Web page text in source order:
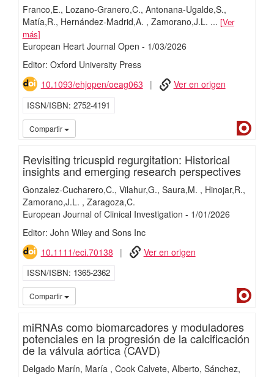
Franco,E. Lozano-Granero,C. Antonana-Ugalde,S.
Matía,R. Hernández-Madrid,A. Zamorano,J.L. ... Ver
más
European Heart Journal Open - 1/03/2026
Editor: Oxford University Press
10.1093/ehjopen/oeag063
Ver en origen
ISSN/ISBN 2752-4191
Compartir
Revisiting tricuspid regurgitation: Historical
insights and emerging research perspectives
Gonzalez-Cucharero,C. Vilahur,G. Saura,M.
Hinojar,R.
Zamorano,J.L.
Zaragoza,C.
European Journal of Clinical Investigation - 1/01/2026
Editor: John Wiley and Sons Inc
10.1111/eci.70138
Ver en origen
ISSN/ISBN 1365-2362
Compartir
miRNAs como biomarcadores y moduladores
potenciales en la progresión de la calcificación
de la válvula aórtica (CAVD)
Delgado Marín, María Cook Calvete, Alberto Sánchez,